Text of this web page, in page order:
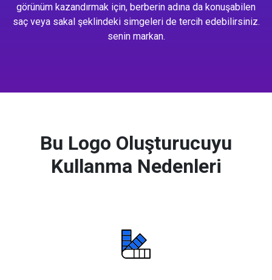
görünüm kazandırmak için, berberin adına da konuşabilen
saç veya sakal şeklindeki simgeleri de tercih edebilirsiniz.
senin markan.
Bu Logo Oluşturucuyu
Kullanma Nedenleri